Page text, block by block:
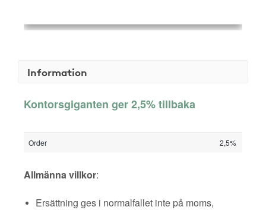
Information
Kontorsgiganten ger 2,5% tillbaka
Order 2,5%
Allmänna villkor:
Ersättning ges i normalfallet inte på moms,